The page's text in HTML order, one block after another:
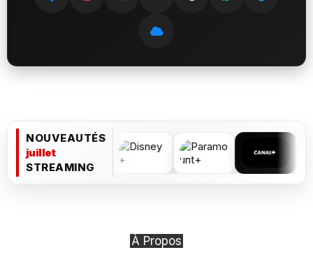
NOUVEAUTÉS
juillet
STREAMING
À Propos